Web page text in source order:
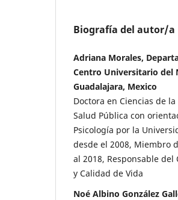
Biografía del autor/a
Adriana Morales,
Centro Universitario del
Guadalajara, Mexico
Doctora en Ciencias de
Salud Pública con
Psicología por la
desde el 2008, Miembro
al 2018, Responsable del
y Calidad de Vida
Noé Albino González